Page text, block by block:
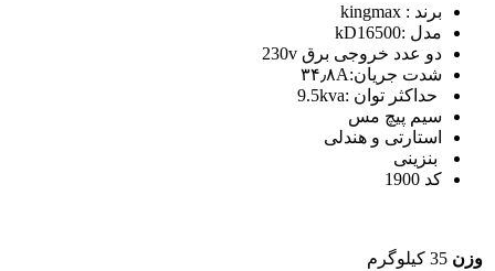
برند : kingmax
مدل :kD16500
دو عدد خروجی برق 230v
شدت جریان:۳۴٫۸A
حداکثر توان :9.5kva
سیم پیچ مس
استارتی و هندلی
بنزینی
کد 1900
وزن 35 کیلوگرم